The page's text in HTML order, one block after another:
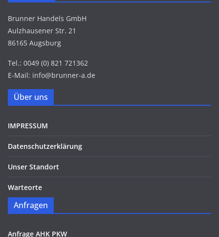
Brunner Handels GmbH
Aulzhausener Str. 21
86165 Augsburg
Tel.: 0049 (0) 821 721362
E-Mail: info@brunner-a.de
Über uns
IMPRESSUM
Datenschutzerklärung
Unser Standort
Warteorte
Anfragen
Anfrage AHK PKW